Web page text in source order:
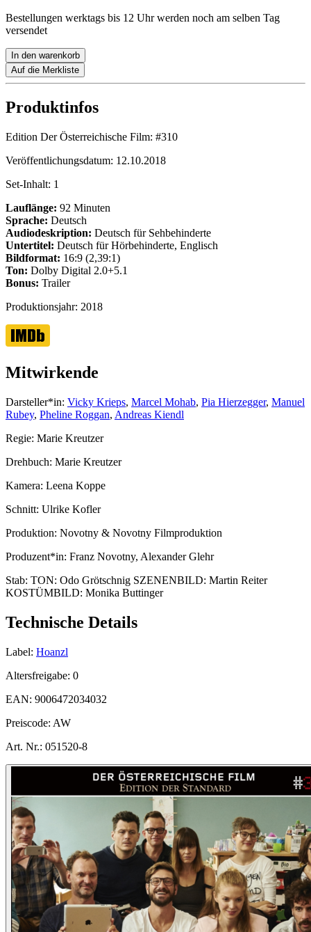
Bestellungen werktags bis 12 Uhr werden noch am selben Tag
versendet
In den warenkorb
Auf die Merkliste
Produktinfos
Edition Der Österreichische Film: #310
Veröffentlichungsdatum: 12.10.2018
Set-Inhalt: 1
Lauflänge: 92 Minuten
Sprache: Deutsch
Audiodeskription: Deutsch für Sehbehinderte
Untertitel: Deutsch für Hörbehinderte, Englisch
Bildformat: 16:9 (2,39:1)
Ton: Dolby Digital 2.0+5.1
Bonus: Trailer
Produktionsjahr: 2018
Mitwirkende
Darsteller*in: Vicky Krieps, Marcel Mohab, Pia Hierzegger, Manuel
Rubey, Pheline Roggan, Andreas Kiendl
Regie: Marie Kreutzer
Drehbuch: Marie Kreutzer
Kamera: Leena Koppe
Schnitt: Ulrike Kofler
Produktion: Novotny & Novotny Filmproduktion
Produzent*in: Franz Novotny, Alexander Glehr
Stab: TON: Odo Grötschnig SZENENBILD: Martin Reiter
KOSTÜMBILD: Monika Buttinger
Technische Details
Label: Hoanzl
Altersfreigabe: 0
EAN: 9006472034032
Preiscode: AW
Art. Nr.: 051520-8